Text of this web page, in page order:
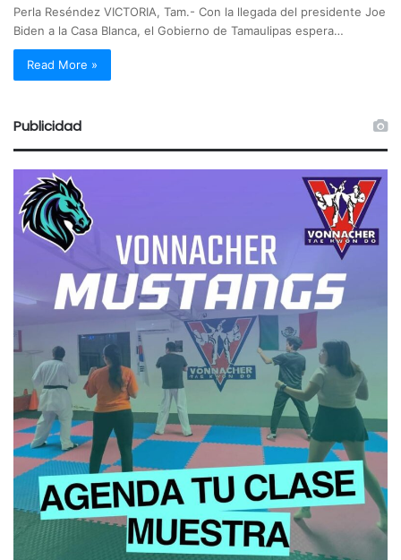
Perla Reséndez VICTORIA, Tam.- Con la llegada del presidente Joe
Biden a la Casa Blanca, el Gobierno de Tamaulipas espera…
Read More »
Publicidad